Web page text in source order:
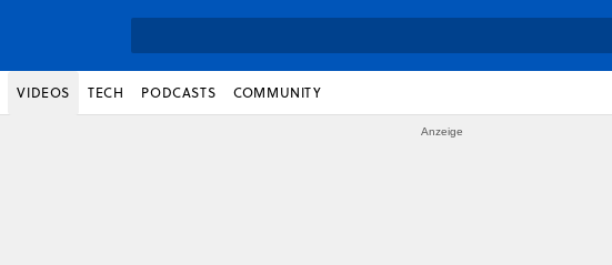
VIDEOS TECH PODCASTS COMMUNITY